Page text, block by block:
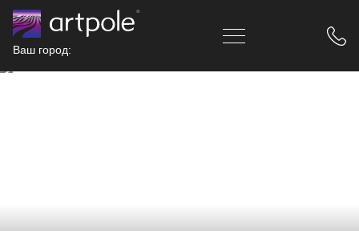
Ваш город: